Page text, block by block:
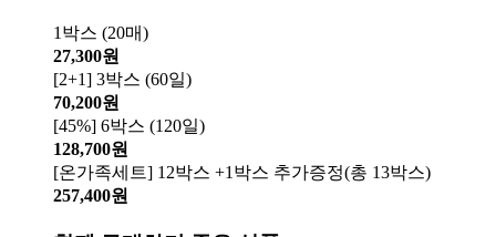
1박스 (20매)
27,300원
[2+1] 3박스 (60일)
70,200원
[45%] 6박스 (120일)
128,700원
[온가족세트] 12박스 +1박스 추가증정(총 13박스)
257,400원